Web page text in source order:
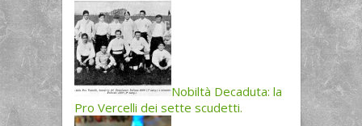
Nobiltà Decaduta: la
Pro Vercelli dei sette scudetti.